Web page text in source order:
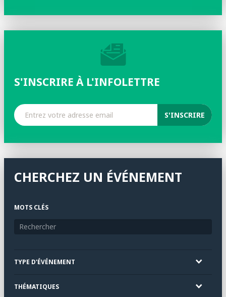
S'INSCRIRE À L'INFOLETTRE
CHERCHEZ UN ÉVÉNEMENT
MOTS CLÉS
TYPE D'ÉVÉNEMENT
THÉMATIQUES